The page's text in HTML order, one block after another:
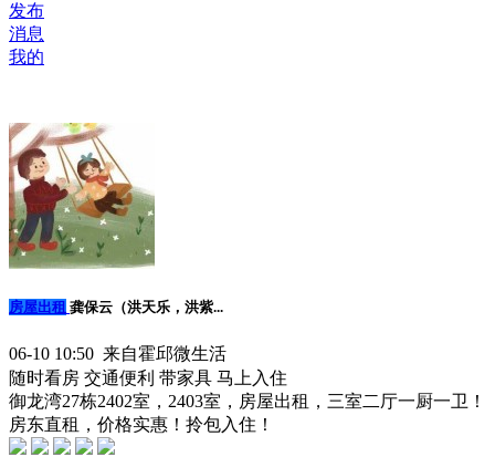
发布
消息
我的
房屋出租 龚保云（洪天乐，洪紫...
06-10 10:50 来自霍邱微生活
随时看房 交通便利 带家具 马上入住
御龙湾27栋2402室，2403室，房屋出租，三室二厅一厨一卫！
房东直租，价格实惠！拎包入住！